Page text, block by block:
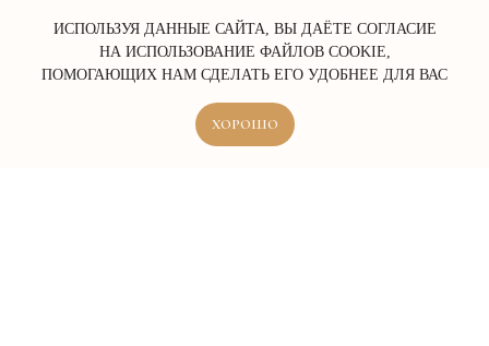
ИСПОЛЬЗУЯ ДАННЫЕ САЙТА, ВЫ ДАЁТЕ СОГЛАСИЕ
НА ИСПОЛЬЗОВАНИЕ ФАЙЛОВ COOKIE,
ПОМОГАЮЩИХ НАМ СДЕЛАТЬ ЕГО УДОБНЕЕ ДЛЯ ВАС
ХОРОШО